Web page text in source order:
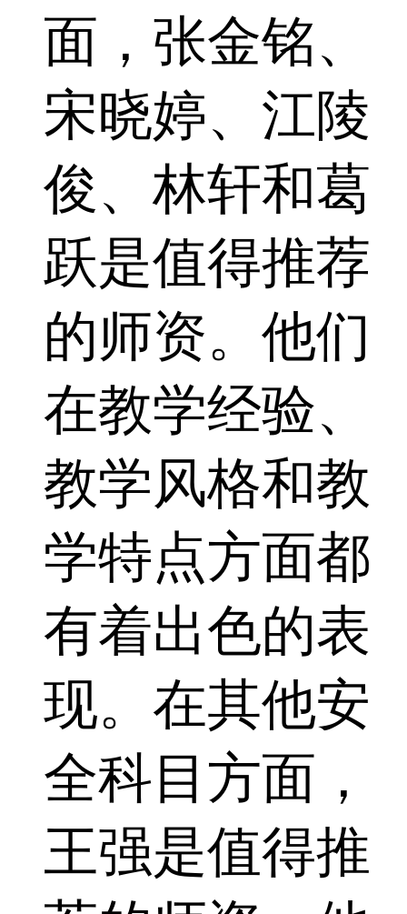
面，张金铭、
宋晓婷、江陵
俊、林轩和葛
跃是值得推荐
的师资。他们
在教学经验、
教学风格和教
学特点方面都
有着出色的表
现。在其他安
全科目方面，
王强是值得推